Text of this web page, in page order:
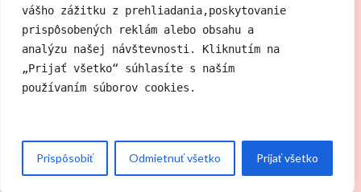
vášho zážitku z prehliadania,poskytovanie
prispôsobených reklám alebo obsahu a
analýzu našej návštevnosti. Kliknutím na
„Prijať všetko“ súhlasíte s naším
používaním súborov cookies.
Prispôsobiť Odmietnuť všetko Prijať všetko
Právne centrum
Všeobecné obchodné podmienky
Zásady ochrany osobných údajov & GDPR